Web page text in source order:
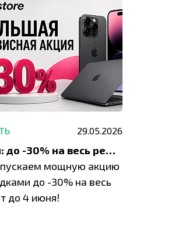
29.05.2026
Акция: до -30% на весь ремонт техники Apple
мощную акцию
до -30% на весь
до 4 июня!